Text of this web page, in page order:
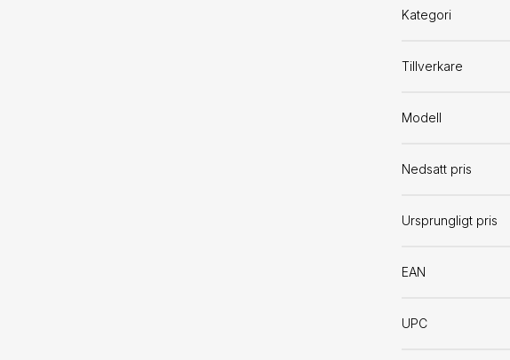
Kategori
Tillverkare
Modell
Nedsatt pris
Ursprungligt pris
EAN
UPC